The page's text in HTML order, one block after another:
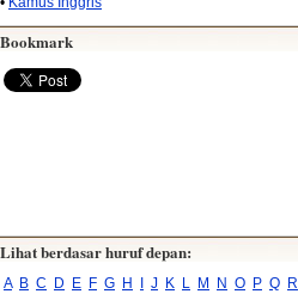
Bookmark
Lihat berdasar huruf depan:
A B C D E F G H J K L M N O P Q R